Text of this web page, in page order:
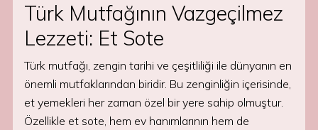
Türk Mutfağının Vazgeçilmez
Lezzeti: Et Sote
Türk mutfağı, zengin tarihi ve çeşitliliği ile dünyanın en
önemli mutfaklarından biridir. Bu zenginliğin içerisinde,
et yemekleri her zaman özel bir yere sahip olmuştur.
Özellikle et sote, hem ev hanımlarının hem de